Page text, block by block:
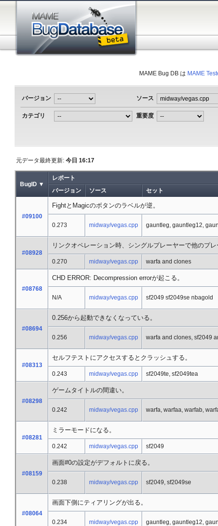
MAME Bug DB は MAME
バージョン ソース
カテゴリ 重要度
元データ最終更新: 今日 16:17
BugID ▼
レポート
バージョン
ソース セット
#09100
FightとMagicのボタンのラベルが逆。
0.273 midway/vegas.cpp gauntleg, gauntleg12,
#08928
リンクオペレーション時、シングルプレーヤーで他のプ
0.270 midway/vegas.cpp warfa and clones
#08768
CHD ERROR: Decompression errorが起こる。
N/A midway/vegas.cpp sf2049 sf2049se nbagold
#08694
0.256から起動できなくなっている。
0.256 midway/vegas.cpp warfa and clones, sf2049
#08313
セルフテストにアクセスするとクラッシュする。
0.243 midway/vegas.cpp sf2049te, sf2049tea
#08298
ゲームタイトルの間違い。
0.242 midway/vegas.cpp warfa, warfaa, warfab,
#08281
ミラーモードになる。
0.242 midway/vegas.cpp sf2049
#08159
画面#0の設定がデフォルトに戻る。
0.238 midway/vegas.cpp sf2049, sf2049se
#08064
画面下側にティアリングが出る。
0.234 midway/vegas.cpp gauntleg, gauntleg12,